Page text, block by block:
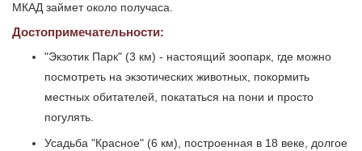
МКАД займет около получаса.
Достопримечательности:
"Экзотик Парк" (3 км) - настоящий зоопарк, где можно
посмотреть на экзотических животных, покормить
местных обитателей, покататься на пони и просто
погулять.
Усадьба "Красное" (6 км), построенная в 18 веке, долгое